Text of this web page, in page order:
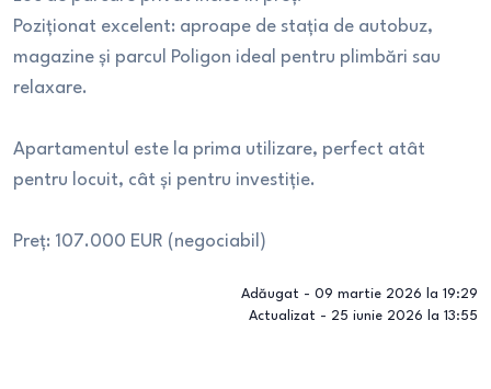
Poziționat excelent: aproape de stația de autobuz,
magazine și parcul Poligon ideal pentru plimbări sau
relaxare.
Apartamentul este la prima utilizare, perfect atât
pentru locuit, cât și pentru investiție.
Preț: 107.000 EUR (negociabil)
Adăugat - 09 martie 2026 la 19:29
Actualizat - 25 iunie 2026 la 13:55